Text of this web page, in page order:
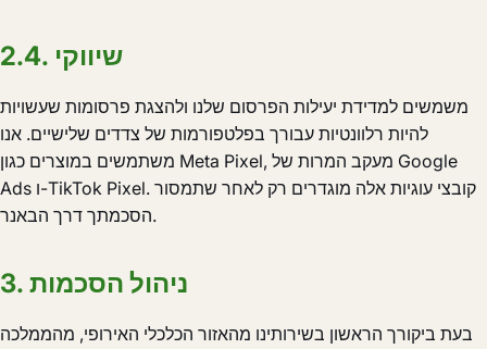
2.4. שיווקי
משמשים למדידת יעילות הפרסום שלנו ולהצגת פרסומות שעשויות
להיות רלוונטיות עבורך בפלטפורמות של צדדים שלישיים. אנו
משתמשים במוצרים כגון Meta Pixel, מעקב המרות של Google
Ads ו-TikTok Pixel. קובצי עוגיות אלה מוגדרים רק לאחר שתמסור
הסכמתך דרך הבאנר.
3. ניהול הסכמות
בעת ביקורך הראשון בשירותינו מהאזור הכלכלי האירופי, מהממלכה